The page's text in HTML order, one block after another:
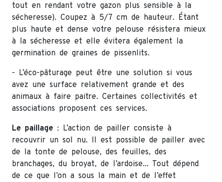
tout en rendant votre gazon plus sensible à la
sécheresse). Coupez à 5/7 cm de hauteur. Étant
plus haute et dense votre pelouse résistera mieux
à la sécheresse et elle évitera également la
germination de graines de pissenlits.
- L’éco-pâturage peut être une solution si vous
avez une surface relativement grande et des
animaux à faire paitre. Certaines collectivités et
associations proposent ces services.
Le paillage : L’action de pailler consiste à
recouvrir un sol nu. Il est possible de pailler avec
de la tonte de pelouse, des feuilles, des
branchages, du broyat, de l’ardoise... Tout dépend
de ce que l’on a sous la main et de l’effet